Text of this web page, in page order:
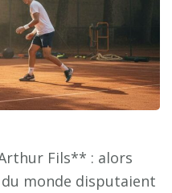
Fils** : alors
monde disputaient